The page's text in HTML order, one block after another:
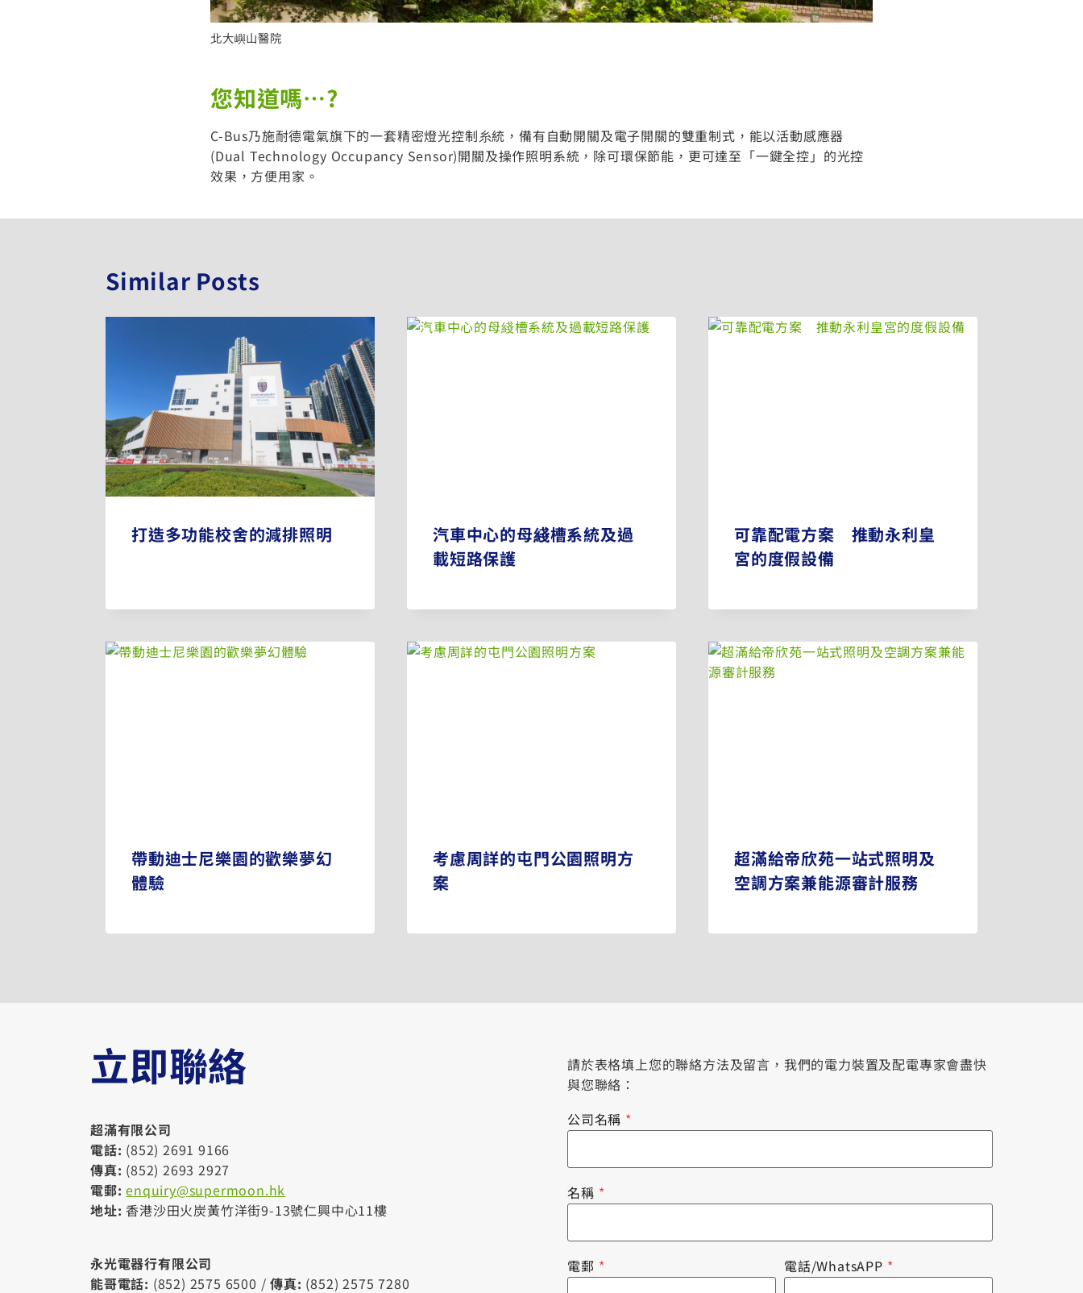
北大嶼山醫院
您知道嗎…?
C-Bus乃施耐德電氣旗下的一套精密燈光控制糸統，備有自動開關及電子開關的雙重制式，能以活動感應器
(Dual Technology Occupancy Sensor)開關及操作照明系統，除可環保節能，更可達至「一鍵全控」的光控
效果，方便用家。
Similar Posts
打造多功能校舍的減排照明
汽車中心的母綫槽系統及過
載短路保護
可靠配電方案 推動永利皇
宮的度假設備
帶動迪士尼樂園的歡樂夢幻
體驗
考慮周詳的屯門公園照明方
案
超滿給帝欣苑一站式照明及
空調方案兼能源審計服務
立即聯絡
超滿有限公司
電話: (852) 2691 9166
傳真: (852) 2693 2927
電郵: enquiry@supermoon.hk
地址: 香港沙田火炭黃竹洋街9-13號仁興中心11樓
永光電器行有限公司
能哥電話: (852) 2575 6500 /傳真: (852) 2575 7280
請於表格填上您的聯絡方法及留言，我們的電力裝置及配電專家會盡快
與您聯絡：
公司名稱 *
名稱 *
電郵 * 電話/WhatsAPP *